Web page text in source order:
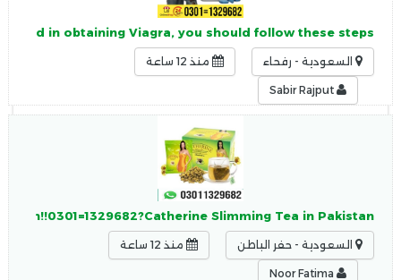
in obtaining Viagra, you should follow these steps:
السعودية - رفحاء منذ 12 ساعة
Slimming Tea in Pakistan
السعودية - حفر الباطن منذ 12 ساعة